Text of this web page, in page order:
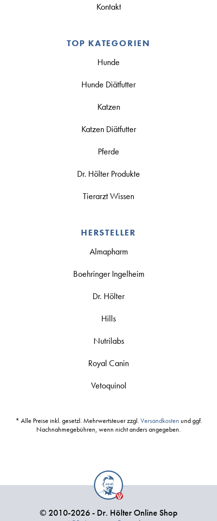
Kontakt
TOP KATEGORIEN
Hunde
Hunde Diätfutter
Katzen
Katzen Diätfutter
Pferde
Dr. Hölter Produkte
Tierarzt Wissen
HERSTELLER
Almapharm
Boehringer Ingelheim
Dr. Hölter
Hills
Nutrilabs
Royal Canin
Vetoquinol
* Alle Preise inkl. gesetzl. Mehrwertsteuer zzgl.Versandkosten und ggf.
Nachnahmegebühren, wenn nicht anders angegeben.
© 2010-2026 - Dr. Hölter Online Shop